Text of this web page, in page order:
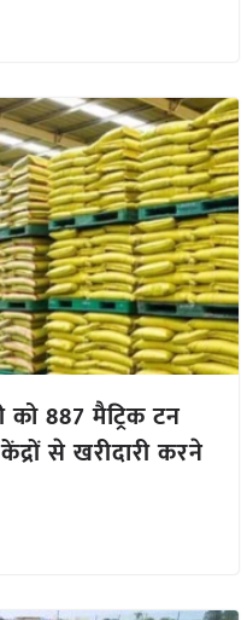
887 मैट्रिक टन
से खरीदारी करने